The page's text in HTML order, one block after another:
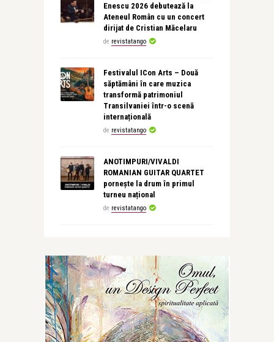
Enescu 2026 debutează la
Ateneul Român cu un concert
dirijat de Cristian Măcelaru
de revistatango
Festivalul ICon Arts – Două
săptămâni în care muzica
transformă patrimoniul
Transilvaniei într-o scenă
internațională
de revistatango
ANOTIMPURI/VIVALDI
ROMANIAN GUITAR QUARTET
pornește la drum în primul
turneu național
de revistatango